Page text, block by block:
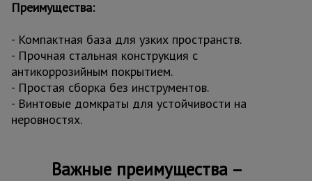
Преимущества:
- Компактная база для узких пространств.
- Прочная стальная конструкция с
антикоррозийным покрытием.
- Простая сборка без инструментов.
- Винтовые домкраты для устойчивости на
неровностях.
Важные преимущества –